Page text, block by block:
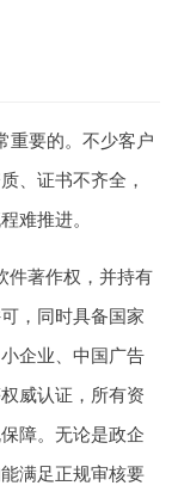
重要的。不少客户
、证书不齐全，
难推进。
件著作权，并持有
，同时具备国家
企业、中国广告
威认证，所有资
障。无论是政企
满足正规审核要